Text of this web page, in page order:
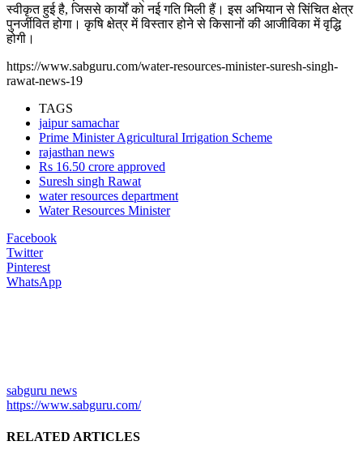
स्वीकृत हुई है, जिससे कार्यों को नई गति मिली हैं। इस अभियान से सिंचित क्षेत्र
पुनर्जीवित होगा। कृषि क्षेत्र में विस्तार होने से किसानों की आजीविका में वृद्धि
होगी।
https://www.sabguru.com/water-resources-minister-suresh-singh-
rawat-news-19
TAGS
jaipur samachar
Prime Minister Agricultural Irrigation Scheme
rajasthan news
Rs 16.50 crore approved
Suresh singh Rawat
water resources department
Water Resources Minister
Facebook
Twitter
Pinterest
WhatsApp
sabguru news
https://www.sabguru.com/
RELATED ARTICLES